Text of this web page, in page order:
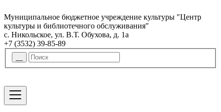
Муниципальное бюджетное учреждение культуры "Центр
культуры и библиотечного обслуживания"
с. Никольское, ул. В.Т. Обухова, д. 1а
+7 (3532) 39-85-89